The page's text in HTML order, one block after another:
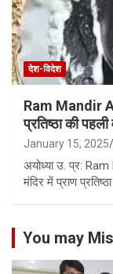
देश-विदेश
Ram Mandir
प्रतिष्ठा की
January 15, 2025
अयोध्या उ. प्र:
मंदिर में प्राण
You may